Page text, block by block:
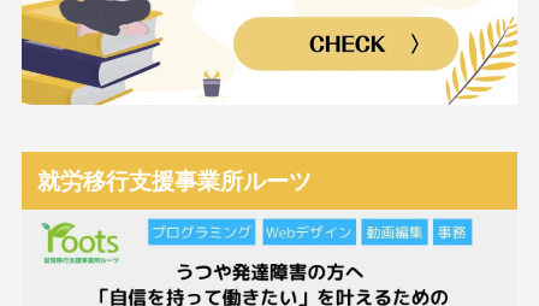
就労移行支援事業所ルーツ